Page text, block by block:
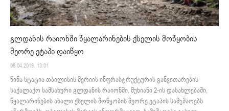
გლდანის რაიონში წყალარინების ქსელის მოწყობის
მეორე ეტაპი დაიწყო
08.04.2019. 13:01
წინა სტატია თბილისის მერიის ინფრასტრუქტურის განვითარების
საქალაქო სამსახური გლდანის რაიონში, მუხიანი 2-ის დასახლებაში,
წყალარინების ახალი ქსელის მოწყობის მეორე ეტაპის სამუშაოებს